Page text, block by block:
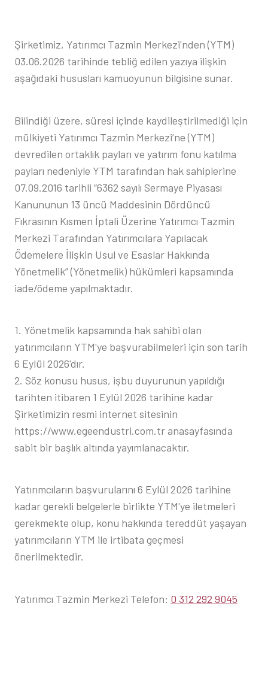
Şirketimiz, Yatırımcı Tazmin Merkezi'nden (YTM)
03.06.2026 tarihinde tebliğ edilen yazıya ilişkin
aşağıdaki hususları kamuoyunun bilgisine sunar.
Bilindiği üzere, süresi içinde kaydileştirilmediği için
mülkiyeti Yatırımcı Tazmin Merkezi’ne (YTM)
devredilen ortaklık payları ve yatırım fonu katılma
payları nedeniyle YTM tarafından hak sahiplerine
07.09.2016 tarihli “6362 sayılı Sermaye Piyasası
Kanununun 13 üncü Maddesinin Dördüncü
Fıkrasının Kısmen İptali Üzerine Yatırımcı Tazmin
Merkezi Tarafından Yatırımcılara Yapılacak
Ödemelere İlişkin Usul ve Esaslar Hakkında
Yönetmelik” (Yönetmelik) hükümleri kapsamında
iade/ödeme yapılmaktadır.
1. Yönetmelik kapsamında hak sahibi olan
yatırımcıların YTM'ye başvurabilmeleri için son tarih
6 Eylül 2026'dır.
2. Söz konusu husus, işbu duyurunun yapıldığı
tarihten itibaren 1 Eylül 2026 tarihine kadar
Şirketimizin resmi internet sitesinin
https://www.egeendustri.com.tr anasayfasında
sabit bir başlık altında yayımlanacaktır.
Yatırımcıların başvurularını 6 Eylül 2026 tarihine
kadar gerekli belgelerle birlikte YTM'ye iletmeleri
gerekmekte olup, konu hakkında tereddüt yaşayan
yatırımcıların YTM ile irtibata geçmesi
önerilmektedir.
Yatırımcı Tazmin Merkezi Telefon: 0 312 292 9045